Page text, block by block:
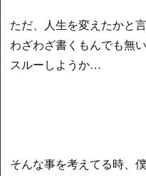
ただ、人生を変えたかと
わざわざ書くもんでも無
スルーしようか…
そんな事を考えてる時、